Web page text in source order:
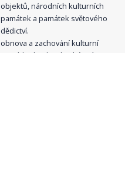
objektů, národních kulturních
památek a památek světového
dědictví.
obnova a zachování kulturní
památky, lze-li pak také její